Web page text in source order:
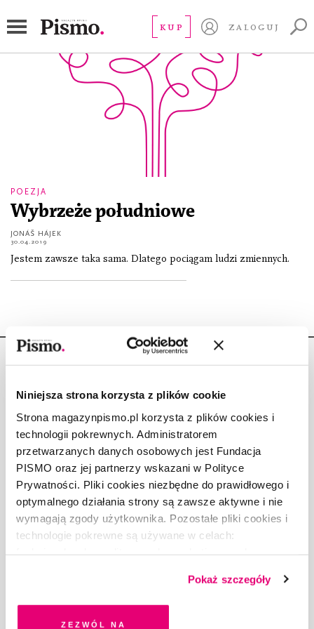
Niniejsza strona korzysta z plików cookie
Strona magazynpismo.pl korzysta z plików cookies i
technologii pokrewnych. Administratorem
przetwarzanych danych osobowych jest Fundacja
PISMO oraz jej partnerzy wskazani w Polityce
Prywatności. Pliki cookies niezbędne do prawidłowego i
optymalnego działania strony są zawsze aktywne i nie
wymagają zgody użytkownika. Pozostałe pliki cookies i
technologie pokrewne są używane w celach:
dobrowolną zgodę na pliki cookies i technologie
pokrewne, zgadzasz się na przechowywanie informacji
na Twoim urządzeniu końcowym lub dostęp do niego i
Pokaż szczegóły
Zezwól na
KUP ZALOGUJ
POEZJA
Wybrzeże południowe
JONÁŠ HÁJEK
30.04.2019
Jestem zawsze taka sama. Dlatego pociągam ludzi zmiennych.
Copyright © Fundacja Pismo
O „PIŚMIE”
ABOUT PISMO
FACT-CHECKING W „PIŚMIE”
WSPIERAJĄ NAS